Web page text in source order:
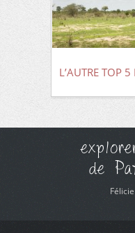
L’AUTRE TOP
de